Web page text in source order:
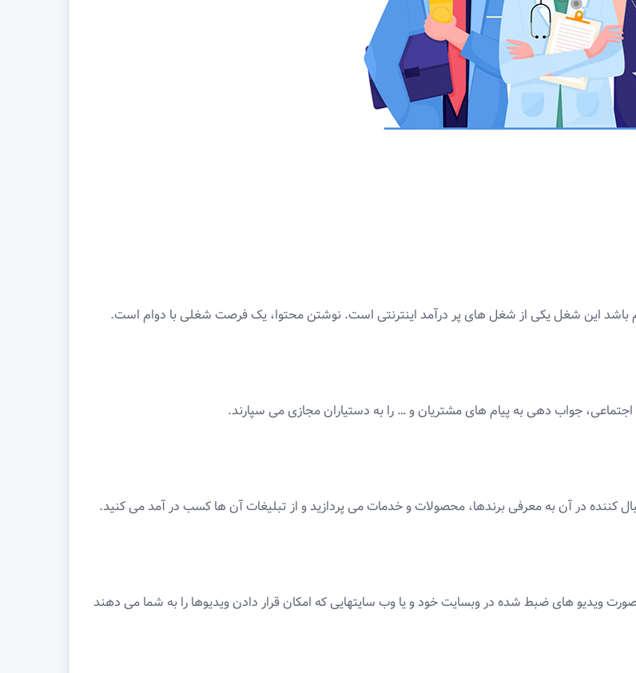
باشد این شغل یکی از شغل های پر درآمد اینترنتی است. نوشتن محتوا، یک فرصت شغلی با دوام است.
جواب دهی به پیام های مشتریان و … را به دستیاران مجازی می سپارند.
کننده در آن به معرفی برندها، محصولات و خدمات می پردازید و از تبلیغات آن ها کسب در آمد می کنید.
ویدیو های ضبط شده در وبسایت خود و یا وب سایتهایی که امکان قرار دادن ویدیوها را به شما می دهند